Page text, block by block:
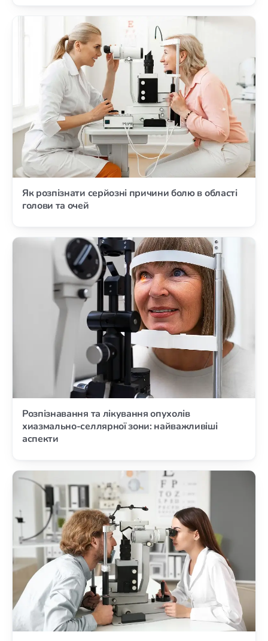
Як розпізнати серйозні причини болю в області
голови та очей
Розпізнавання та лікування опухолів
хиазмально-селлярної зони: найважливіші
аспекти